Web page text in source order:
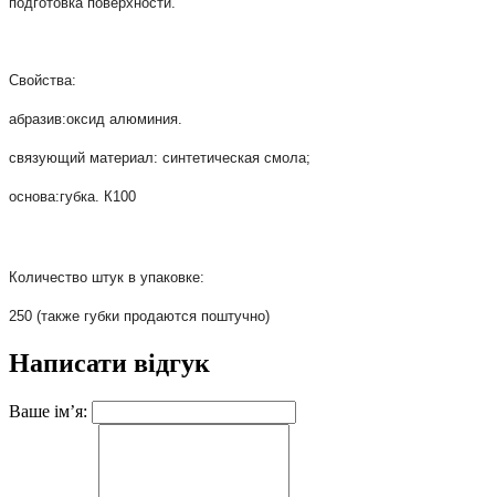
Свойства:
абразив:оксид алюминия.
связующий материал: синтетическая смола;
основа:губка. К100
Количество штук в упаковке:
250 (также губки продаются поштучно)
Написати відгук
Ваше ім’я: